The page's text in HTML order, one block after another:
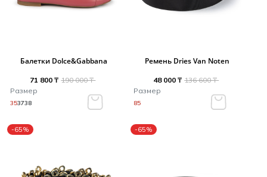
Балетки Dolce&Gabbana
71 800 ₸ 190 000 ₸
Размер
353738
Ремень Dries Van Noten
48 000 ₸ 136 600 ₸
Размер
85
-65% -65%